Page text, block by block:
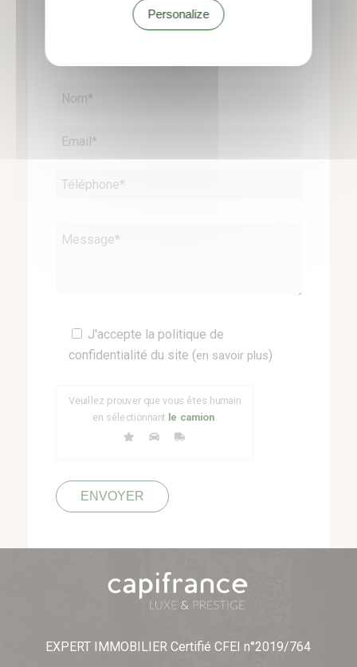
06 02 17 25 25
laisser
ce
vide.
J'accepte la politique de
confidentialité du site (en savoir plus)
Veuillez prouver que vous êtes humain
en sélectionnant le camion.
EXPERT IMMOBILIER Certifié CFEI n°2019/764
Personalize